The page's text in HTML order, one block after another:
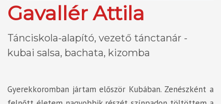
Gavallér Attila
Tánciskola-alapító, vezető tánctanár -
kubai salsa, bachata, kizomba
Gyerekkoromban jártam először Kubában. Zenészként a